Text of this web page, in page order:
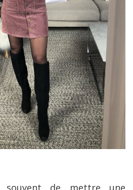
souvent de mettre une